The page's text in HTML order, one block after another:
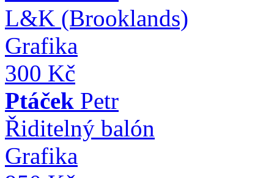
L&K (Brooklands)
Grafika
300 Kč
Ptáček Petr
Řiditelný balón
Grafika